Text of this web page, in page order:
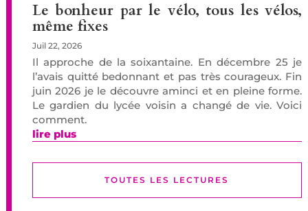
Le bonheur par le vélo, tous les vélos,
même fixes
Juil 22, 2026
Il approche de la soixantaine. En décembre 25 je
l’avais quitté bedonnant et pas très courageux. Fin
juin 2026 je le découvre aminci et en pleine forme.
Le gardien du lycée voisin a changé de vie. Voici
comment.
lire plus
TOUTES LES LECTURES